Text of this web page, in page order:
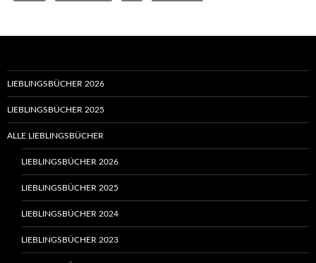
LIEBLINGSBÜCHER 2026
LIEBLINGSBÜCHER 2025
ALLE LIEBLINGSBÜCHER
LIEBLINGSBÜCHER 2026
LIEBLINGSBÜCHER 2025
LIEBLINGSBÜCHER 2024
LIEBLINGSBÜCHER 2023